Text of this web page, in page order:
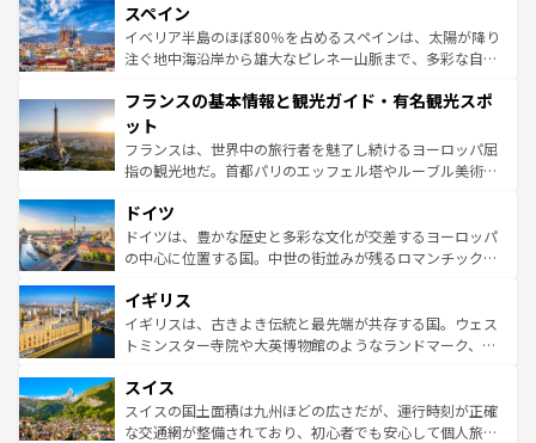
ろん、トスカーナの美しい田園風景やアマルフィ海岸の絶
景など、自然景観も見逃せない。観光の合間には、本場の
ピザやパスタなど、絶品のイタリア料理を堪能することも
ませてくれるイタリアで、忘れられない旅をしてみよう！
なお、新着のイタリア情報は
しい。
スペイン
イベリア半島のほぼ80％を占めるスペインは、太陽が降り
注ぐ地中海沿岸から雄大なピレネー山脈まで、多彩な自然
文化が根付くこの国では、情熱的なフラメンコ、熱気あふ
れる闘牛、そして美味しいタパスが生活の一部となってい
る。首都マドリードの洗練された雰囲気や、バルセロナの
アートに溢れた街角から、地方では古代ローマ遺跡や中世
せる。地方によって風土や気候が異なるスペインはその個
性で訪れる人を魅了する。 なお、新着のスペイン情報は コ
ンテンツ一覧を参照してほしい。
フランスの基本情報と観光ガイド・有名観光スポ
ット
フランスは、世界中の旅行者を魅了し続けるヨーロッパ屈
指の観光地だ。首都パリのエッフェル塔やルーブル美術館
で、幅広い魅力が詰まっている。華麗な宮殿、歴史的な大
聖堂、美しいビーチ、そして豊かな自然が、訪れる者を心
から魅了する。また、フランスは美食の国としても知ら
いる。シャンパンの発祥地であるランス、プロヴァンスの
香り高いラベンダー畑など、多彩な楽しみ方が可能だ。さ
らに、パリ以外の地域にも魅力が溢れており、どの街角に
れる地方に足を運ぶとそれぞれで全く異なる文化を体験で
きるだろう。 なお、新着のフランス情報はコンテンツ一覧
を参照してほしい。
ドイツ
ドイツは、豊かな歴史と多彩な文化が交差するヨーロッパ
の中心に位置する国。中世の街並みが残るロマンチック街
顔を持つこの国は、どこを歩いても飽きることがない。ベ
ルリンの文化的活気、バイエルン州のアルプスの絶景、そ
してライン川沿いのワイン畑といった風景は必見。ビール
は、お酒好きな人にはぜひ体験してほしい。 なお、新着の
ドイツ情報はコンテンツ一覧を参照してほしい。
イギリス
イギリスは、古きよき伝統と最先端が共存する国。ウェス
トミンスター寺院や大英博物館のようなランドマーク、歴
リアごとに異なる魅力がある。また、優雅なアフタヌーン
ティー、ビール好きにはたまらない英国パブ、サッカー観
戦など、本場だからこそできる体験も豊富。イギリスを旅
スイス
スイスの国土面積は九州ほどの広さだが、運行時刻が正確
な交通網が整備されており、初心者でも安心して個人旅行